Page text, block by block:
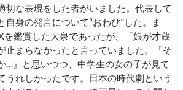
切な表現をした者がいました。代表して
自身の発言について“おわび”した。ま
を鑑賞した大泉であったが、「娘が才蔵
止まらなかったと言っていました。『そ
…』と思いつつ、中学生の女の子が見て
うれしかったです。日本の時代劇という